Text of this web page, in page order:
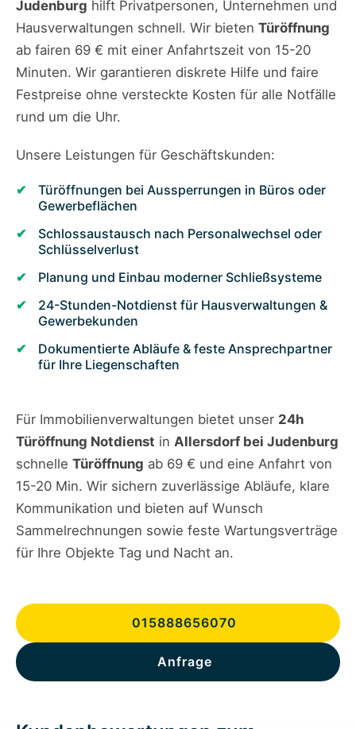
Judenburg hilft Privatpersonen, Unternehmen und
Hausverwaltungen schnell. Wir bieten Türöffnung
ab fairen 69 € mit einer Anfahrtszeit von 15-20
Minuten. Wir garantieren diskrete Hilfe und faire
Festpreise ohne versteckte Kosten für alle Notfälle
rund um die Uhr.
Unsere Leistungen für Geschäftskunden:
Türöffnungen bei Aussperrungen in Büros oder
Gewerbeflächen
Schlossaustausch nach Personalwechsel oder
Schlüsselverlust
Planung und Einbau moderner Schließsysteme
24-Stunden-Notdienst für Hausverwaltungen &
Gewerbekunden
Dokumentierte Abläufe & feste Ansprechpartner
für Ihre Liegenschaften
Für Immobilienverwaltungen bietet unser 24h
Türöffnung Notdienst in Allersdorf bei Judenburg
schnelle Türöffnung ab 69 € und eine Anfahrt von
15-20 Min. Wir sichern zuverlässige Abläufe, klare
Kommunikation und bieten auf Wunsch
Sammelrechnungen sowie feste Wartungsverträge
für Ihre Objekte Tag und Nacht an.
015888656070
Anfrage